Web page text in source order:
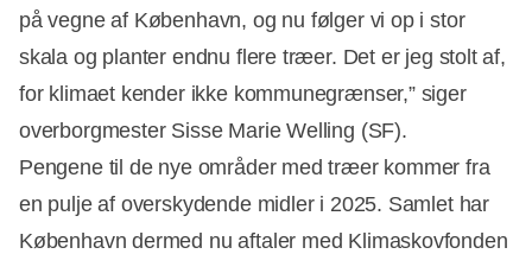
på vegne af København, og nu følger vi op i stor
skala og planter endnu flere træer. Det er jeg stolt af,
for klimaet kender ikke kommunegrænser,” siger
overborgmester Sisse Marie Welling (SF).
Pengene til de nye områder med træer kommer fra
en pulje af overskydende midler i 2025. Samlet har
København dermed nu aftaler med Klimaskovfonden